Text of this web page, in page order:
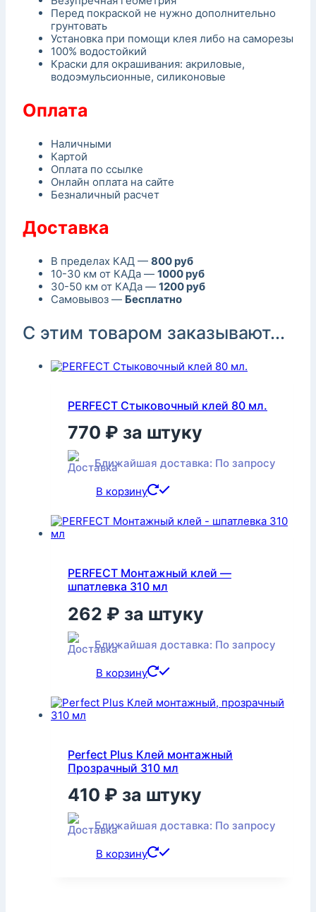
Перед покраской не нужно дополнительно
грунтовать
Установка при помощи клея либо на саморезы
100% водостойкий
Краски для окрашивания: акриловые,
водоэмульсионные, силиконовые
Оплата
Наличными
Картой
Оплата по ссылке
Онлайн оплата на сайте
Безналичный расчет
Доставка
В пределах КАД — 800 руб
10-30 км от КАДа — 1000 руб
30-50 км от КАДа — 1200 руб
Самовывоз — Бесплатно
С этим товаром заказывают...
PERFECT Стыковочный клей 80 мл.
770 ₽ за штуку
Ближайшая доставка: По запросу
В корзину
PERFECT Монтажный клей —
шпатлевка 310 мл
262 ₽ за штуку
Ближайшая доставка: По запросу
В корзину
Perfect Plus Клей монтажный
Прозрачный 310 мл
410 ₽ за штуку
Ближайшая доставка: По запросу
В корзину